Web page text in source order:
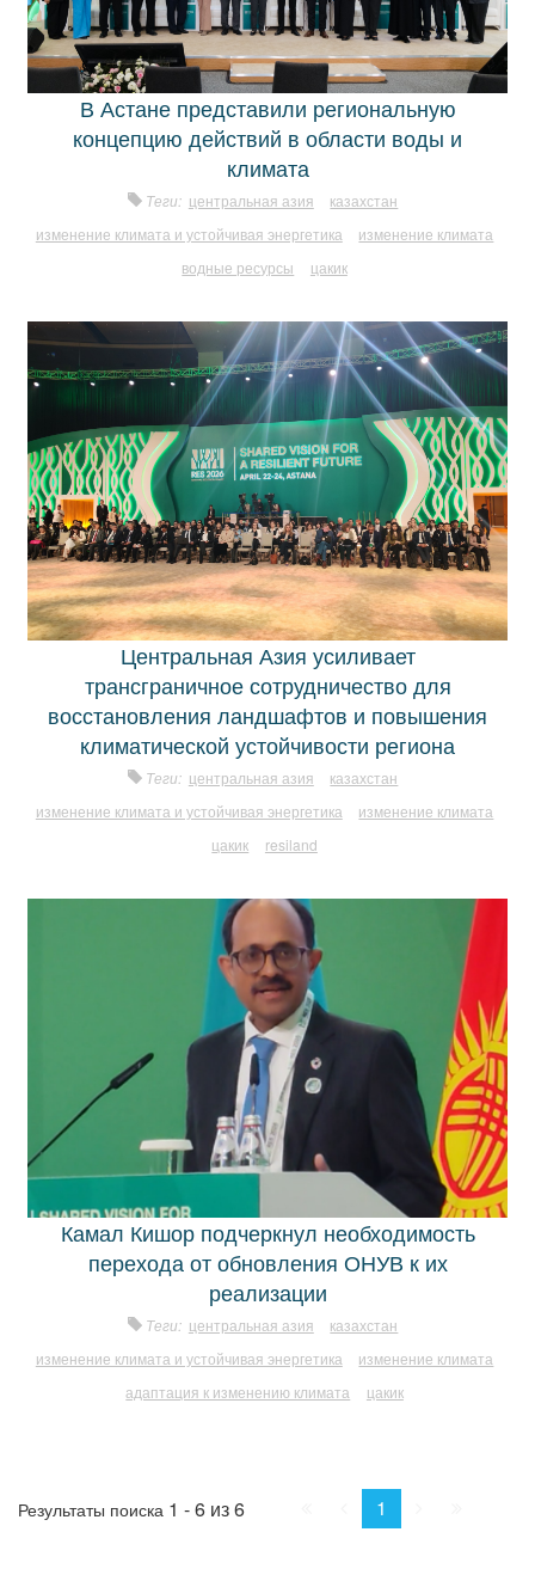
В Астане представили региональную
концепцию действий в области воды и
климата
Теги: центральная азия
казахстан
изменение климата и устойчивая энергетика
изменение климата
водные ресурсы
цакик
Центральная Азия усиливает
трансграничное сотрудничество для
восстановления ландшафтов и повышения
климатической устойчивости региона
Теги: центральная азия
казахстан
изменение климата и устойчивая энергетика
изменение климата
цакик
resiland
Камал Кишор подчеркнул необходимость
перехода от обновления ОНУВ к их
реализации
Теги: центральная азия
казахстан
изменение климата и устойчивая энергетика
изменение климата
адаптация к изменению климата
цакик
Результаты поиска 1 - 6 из 6 Пред.
1